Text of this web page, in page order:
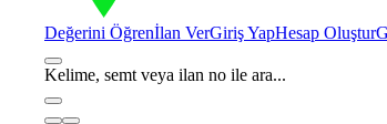
Değerini Öğrenİlan VerGiriş YapHesap Oluştur
Kelime, semt veya ilan no ile ara...